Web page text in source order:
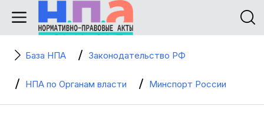
База НПА Законодательство РФ
НПА по Органам власти Минспорт России